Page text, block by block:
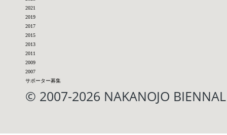
2021
2019
2017
2015
2013
2011
2009
2007
サポーター募集
© 2007-2026 NAKANOJO